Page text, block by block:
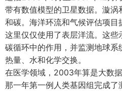
带有数值模型的卫星数据。漩
和碳。海洋环流和气候评估项目
这里仅仅使用了表层洋流。这
碳循环中的作用，并监测地球
热量、水和化学交换。
在医学领域，2003年算是大数
那一年第一例人类基因组完成了